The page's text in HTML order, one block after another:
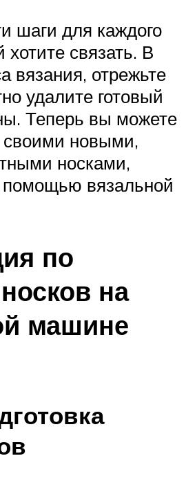
шаги для каждого
хотите связать. В
вязания, отрежьте
удалите готовый
Теперь вы можете
своими новыми,
носками,
вязальной
по
на
машине